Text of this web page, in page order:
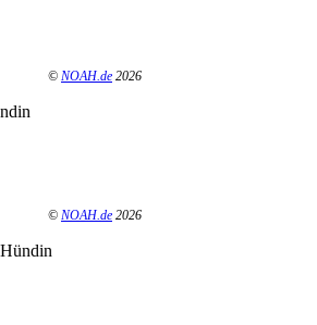
© NOAH.de 2026
© NOAH.de 2026